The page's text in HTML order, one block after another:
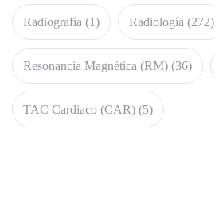
Radiografía (1) Radiología (272)
Resonancia Magnética (RM) (36)
TAC Cardiaco (CAR) (5)